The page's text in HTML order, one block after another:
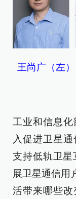
王尚广（左
工业和信息
入促进卫星
支持低轨卫星
展卫星通信用
活带来哪些